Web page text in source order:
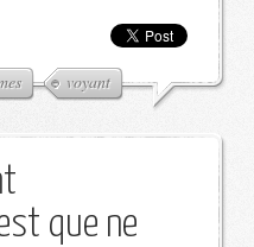
voyant
que ne